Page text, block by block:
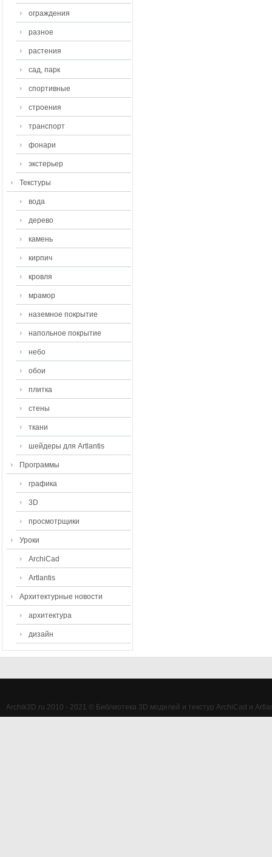
ограждения
разное
растения
сад, парк
спортивные
строения
транспорт
фонари
экстерьер
Текстуры
вода
дерево
камень
кирпич
кровля
мрамор
наземное покрытие
напольное покрытие
небо
обои
плитка
стены
ткани
шейдеры для Artlantis
Программы
графика
3D
просмотрщики
Уроки
ArchiCad
Artlantis
Архитектурные новости
архитектура
дизайн
Archik3D.ru 2010 - 2021 © Библиотека 3D моделей и текстур ArchiCad и